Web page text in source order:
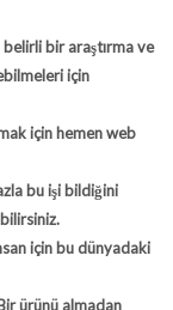
bir araştırma ve
için
için hemen web
bu işi bildiğini
için bu dünyadaki
ürünü almadan